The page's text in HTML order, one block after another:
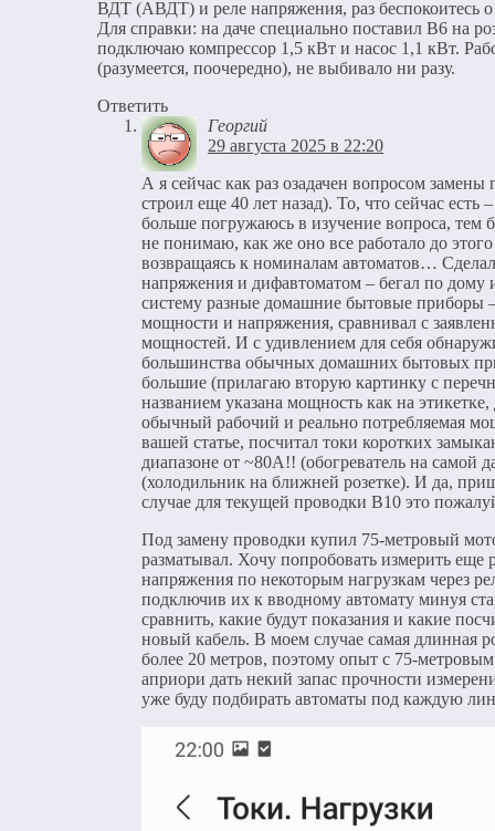
ВДТ (АВДТ) и реле напряжения, раз беспокоитесь о
Для справки: на даче специально поставил В6 на
подключаю компрессор 1,5 кВт и насос 1,1 кВт.
(разумеется, поочередно), не выбивало ни разу.
Ответить
Георгий
29 августа 2025 в 22:20
А я сейчас как раз озадачен вопросом замены
строил еще 40 лет назад). То, что сейчас
больше погружаюсь в изучение вопроса, тем
не понимаю, как же оно все работало до
возвращаясь к номиналам автоматов… Сделал
напряжения и дифавтоматом – бегал по дому
систему разные домашние бытовые приборы
мощности и напряжения, сравнивал с
мощностей. И с удивлением для себя
большинства обычных домашних бытовых
большие (прилагаю вторую картинку с
названием указана мощность как на
обычный рабочий и реально потребляемая
вашей статье, посчитал токи коротких
диапазоне от ~80А!! (обогреватель на самой
(холодильник на ближней розетке). И да,
случае для текущей проводки B10 это
Под замену проводки купил 75-метровый
разматывал. Хочу попробовать измерить еще
напряжения по некоторым нагрузкам через
подключив их к вводному автомату минуя
сравнить, какие будут показания и какие
новый кабель. В моем случае самая длинная
более 20 метров, поэтому опыт с 75-
априори дать некий запас прочности
уже буду подбирать автоматы под каждую